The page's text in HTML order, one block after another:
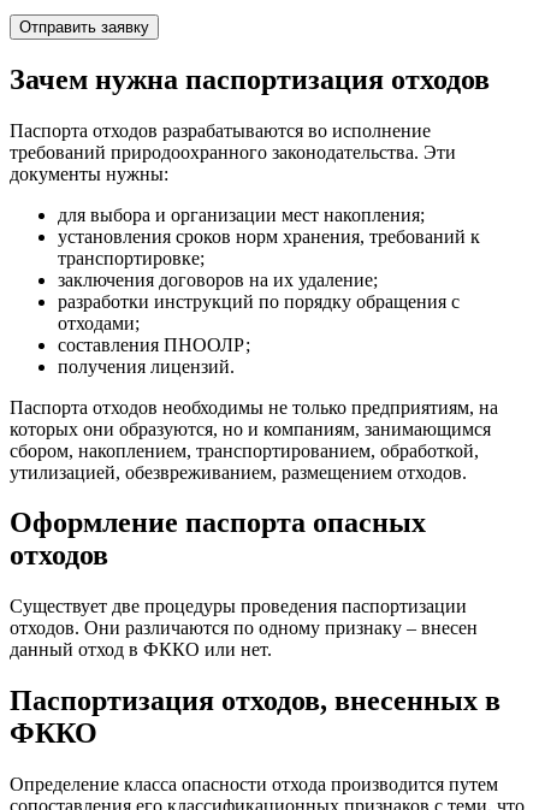
Зачем нужна паспортизация отходов
Паспорта отходов разрабатываются во исполнение
требований природоохранного законодательства. Эти
документы нужны:
для выбора и организации мест накопления;
установления сроков норм хранения, требований к
транспортировке;
заключения договоров на их удаление;
разработки инструкций по порядку обращения с
отходами;
составления ПНООЛР;
получения лицензий.
Паспорта отходов необходимы не только предприятиям, на
которых они образуются, но и компаниям, занимающимся
сбором, накоплением, транспортированием, обработкой,
утилизацией, обезвреживанием, размещением отходов.
Оформление паспорта опасных
отходов
Существует две процедуры проведения паспортизации
отходов. Они различаются по одному признаку – внесен
данный отход в ФККО или нет.
Паспортизация отходов, внесенных в
ФККО
Определение класса опасности отхода производится путем